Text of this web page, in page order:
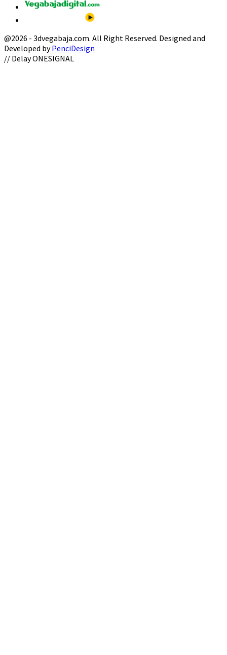
@2026 - 3dvegabaja.com. All Right Reserved. Designed and
Developed byPenciDesign
Facebook
Twitter
Instagram
Youtube
Email
// Delay ONESIGNAL